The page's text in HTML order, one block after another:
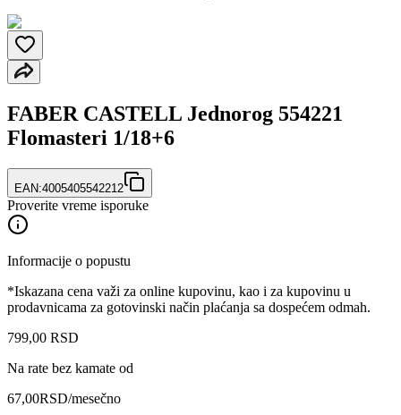
FABER CASTELL Jednorog 554221
Flomasteri 1/18+6
EAN:4005405542212
Proverite vreme isporuke
Informacije o popustu
*Iskazana cena važi za online kupovinu, kao i za kupovinu u
prodavnicama za gotovinski način plaćanja sa dospećem odmah.
799,00 RSD
Na rate bez kamate od
67,00RSD/mesečno